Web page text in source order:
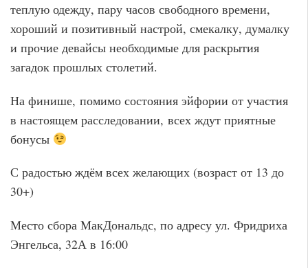
теплую одежду, пару часов свободного времени,
хороший и позитивный настрой, смекалку, думалку
и прочие девайсы необходимые для раскрытия
загадок прошлых столетий.
На финише, помимо состояния эйфории от участия
в настоящем расследовании, всех ждут приятные
бонусы
С радостью ждём всех желающих (возраст от 13 до
30+)
Место сбора МакДональдс, по адресу ул. Фридриха
Энгельса, 32А в 16:00